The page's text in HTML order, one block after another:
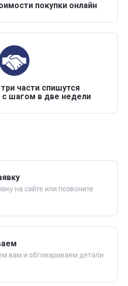
покупки онлайн
части спишутся
с шагом в две недели
на сайте или позвоните
вам и обговариваем детали